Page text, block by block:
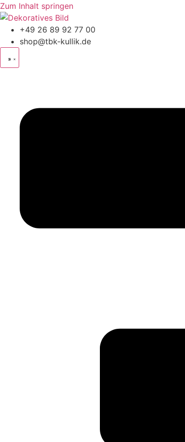
Zum Inhalt springen
+49 26 89 92 77 00
shop@tbk-kullik.de